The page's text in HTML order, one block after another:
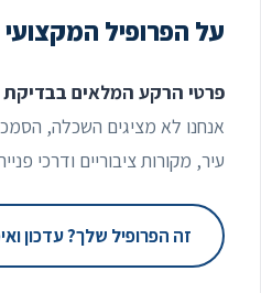
על הפרופיל המקצועי
פרטי הרקע המלאים בבדיקת
אנחנו לא מציגים השכלה,
עיר, מקורות ציבוריים ודרכי
זה הפרופיל שלך? עדכון